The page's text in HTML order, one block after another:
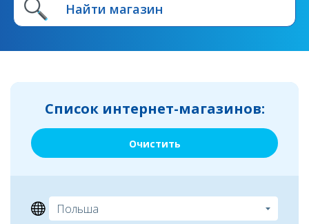
Список интернет-магазинов:
Очистить